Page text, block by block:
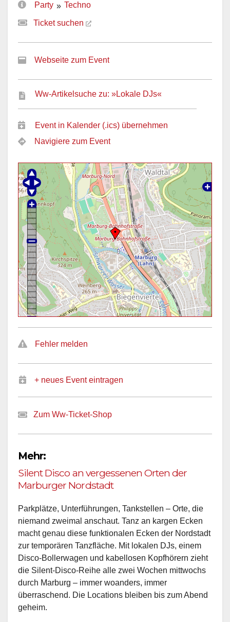
Party » Techno
Ticket suchen
Webseite zum Event
Ww-Artikelsuche zu: »Lokale DJs«
Event in Kalender (.ics) übernehmen
Navigiere zum Event
Fehler melden
+ neues Event eintragen
Zum Ww-Ticket-Shop
Mehr:
Silent Disco an vergessenen Orten der
Marburger Nordstadt
Parkplätze, Unterführungen, Tankstellen – Orte, die
niemand zweimal anschaut. Tanz an kargen Ecken
macht genau diese funktionalen Ecken der Nordstadt
zur temporären Tanzfläche. Mit lokalen DJs, einem
Disco-Bollerwagen und kabellosen Kopfhörern zieht
die Silent-Disco-Reihe alle zwei Wochen mittwochs
durch Marburg – immer woanders, immer
überraschend. Die Locations bleiben bis zum Abend
geheim.